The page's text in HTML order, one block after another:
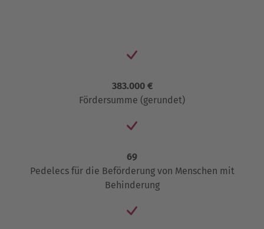
383.000 €
Fördersumme (gerundet)
69
Pedelecs für die Beförderung von Menschen mit
Behinderung